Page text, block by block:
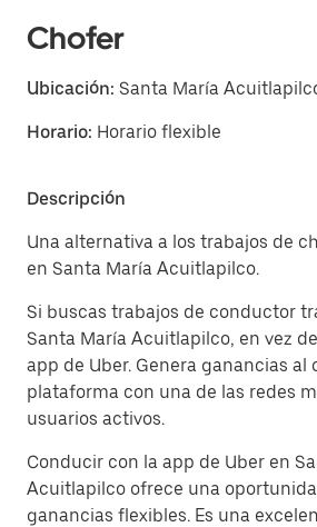
Chofer
Ubicación: Santa María
Horario: Horario flexible
Descripción
Una alternativa a los trabajos de
en Santa María Acuitlapilco.
Si buscas trabajos de conductor
Santa María Acuitlapilco, en vez
app de Uber. Genera ganancias al
plataforma con una de las redes
usuarios activos.
Conducir con la app de Uber en
Acuitlapilco ofrece una
ganancias flexibles. Es una